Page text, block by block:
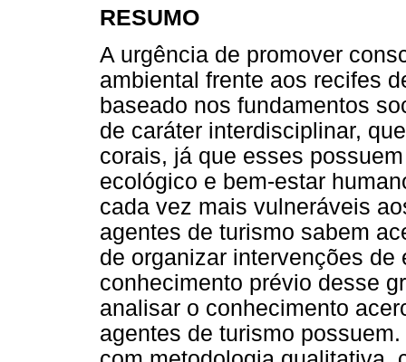
RESUMO
A urgência de promover
ambiental frente aos recifes
baseado nos fundamentos
de caráter interdisciplinar,
corais, já que esses
ecológico e bem-estar
cada vez mais vulneráveis
agentes de turismo sabem
de organizar intervenções
conhecimento prévio desse
analisar o conhecimento
agentes de turismo